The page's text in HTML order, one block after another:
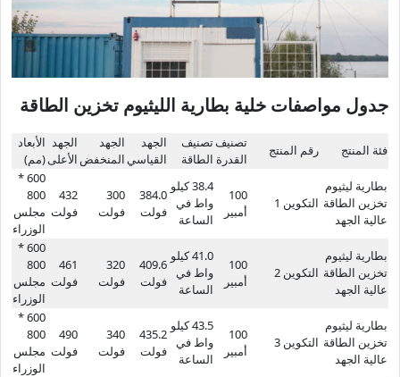
جدول مواصفات خلية بطارية الليثيوم تخزين الطاقة
فئة المنتج رقم المنتج
تصنيف
القدرة
تصنيف
الطاقة
الجهد
القياسي
الجهد
المنخفض
الجهد
الأعلى
الأبعاد
(مم)
بطارية ليثيوم
تخزين الطاقة
عالية الجهد
التكوين 1
100
أمبير
38.4 كيلو
واط في
الساعة
384.0
فولت
300
فولت
432
فولت
600 *
800
مجلس
الوزراء
بطارية ليثيوم
تخزين الطاقة
عالية الجهد
التكوين 2
100
أمبير
41.0 كيلو
واط في
الساعة
409.6
فولت
320
فولت
461
فولت
600 *
800
مجلس
الوزراء
بطارية ليثيوم
تخزين الطاقة
عالية الجهد
التكوين 3
100
أمبير
43.5 كيلو
واط في
الساعة
435.2
فولت
340
فولت
490
فولت
600 *
800
مجلس
الوزراء